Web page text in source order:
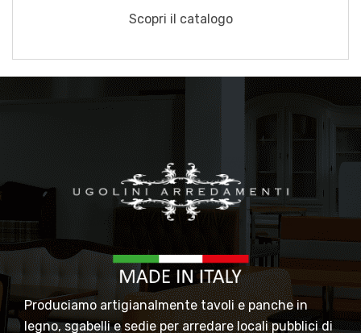
Scopri il catalogo
Produciamo artigianalmente tavoli e panche in
legno, sgabelli e sedie per arredare locali pubblici di